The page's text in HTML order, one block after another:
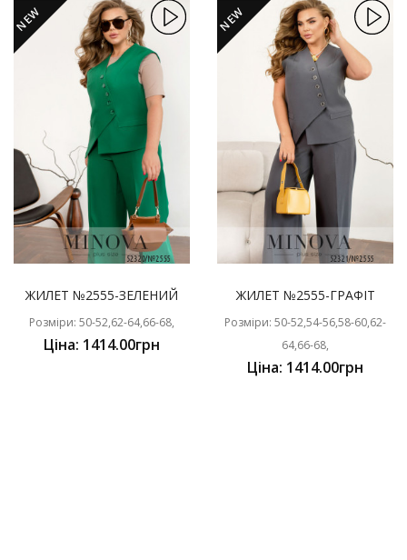
NEW
ЖИЛЕТ №2555-ЗЕЛЕНИЙ
Розміри: 50-52,62-64,66-68,
Ціна: 1414.00грн
NEW
ЖИЛЕТ №2555-ГРАФІТ
Розміри: 50-52,54-56,58-60,62-
64,66-68,
Ціна: 1414.00грн